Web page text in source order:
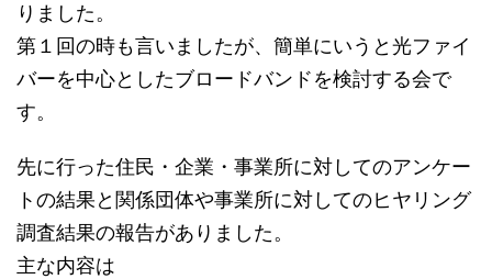
りました。
第１回の時も言いましたが、簡単にいうと光ファイ
バーを中心としたブロードバンドを検討する会で
す。
先に行った住民・企業・事業所に対してのアンケー
トの結果と関係団体や事業所に対してのヒヤリング
調査結果の報告がありました。
主な内容は